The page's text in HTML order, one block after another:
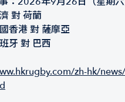
對 荷蘭
香港 對 薩摩亞
牙 對 巴西
zh-hk/